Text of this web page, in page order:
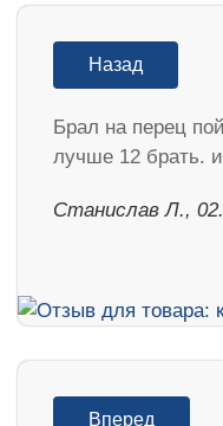
Назад
Брал на перец
лучше 12 брать.
Станислав Л.,
Вперед